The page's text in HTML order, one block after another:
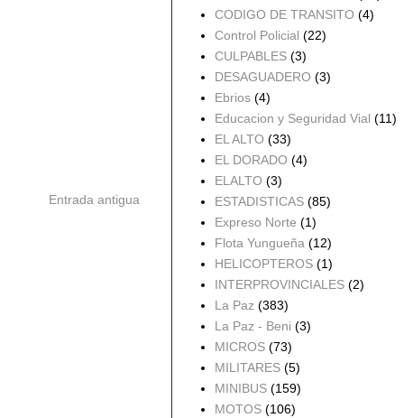
Entrada antigua
CODIGO DE TRANSITO (4)
Control Policial (22)
CULPABLES (3)
DESAGUADERO (3)
Ebrios (4)
Educacion y Seguridad Vial (11)
EL ALTO (33)
EL DORADO (4)
ELALTO (3)
ESTADISTICAS (85)
Expreso Norte (1)
Flota Yungueña (12)
HELICOPTEROS (1)
INTERPROVINCIALES (2)
La Paz (383)
La Paz - Beni (3)
MICROS (73)
MILITARES (5)
MINIBUS (159)
MOTOS (106)